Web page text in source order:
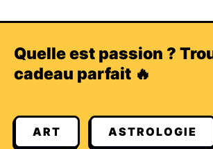
Quelle est passion ?
cadeau parfait 🔥
ART ASTROLOGIE